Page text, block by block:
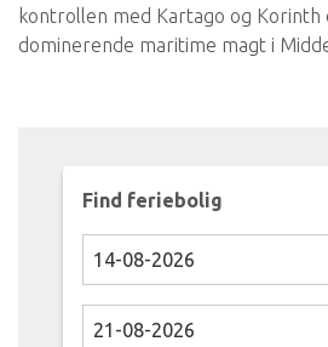
kontrollen med Kartago og Korinth
dominerende maritime magt i
Find feriebolig